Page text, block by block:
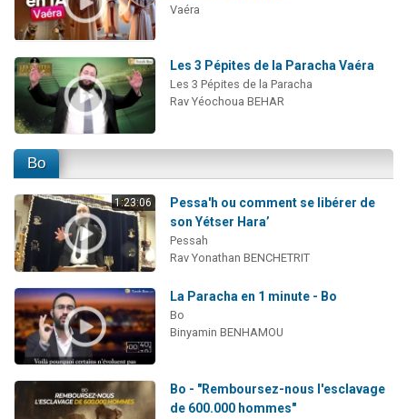
Vaéra
Les 3 Pépites de la Paracha Vaéra
Les 3 Pépites de la Paracha
Rav Yéochoua BEHAR
Bo
1:23:06
Pessa'h ou comment se libérer de
son Yétser Hara’
Pessah
Rav Yonathan BENCHETRIT
La Paracha en 1 minute - Bo
Bo
Binyamin BENHAMOU
Bo - "Remboursez-nous l'esclavage
de 600.000 hommes"